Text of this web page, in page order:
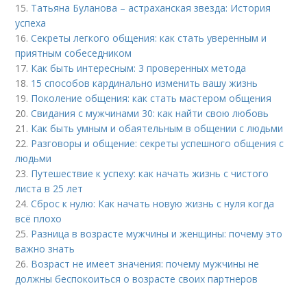
15. Татьяна Буланова – астраханская звезда: История
успеха
16.Секреты легкого общения: как стать уверенным и
приятным собеседником
17. Как быть интересным: 3 проверенных метода
18. 15 способов кардинально изменить вашу жизнь
19. Поколение общения: как стать мастером общения
20.Свидания с мужчинами 30: как найти свою любовь
21. Как быть умным и обаятельным в общении с людьми
22. Разговоры и общение: секреты успешного общения с
людьми
23. Путешествие к успеху: как начать жизнь с чистого
листа в 25 лет
24.Сброс к нулю: Как начать новую жизнь с нуля когда
всё плохо
25. Разница в возрасте мужчины и женщины: почему это
важно знать
26. Возраст не имеет значения: почему мужчины не
должны беспокоиться о возрасте своих партнеров